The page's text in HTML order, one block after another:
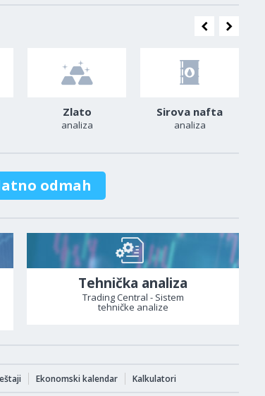
Zlato
analiza
Sirova nafta
analiza
odmah
Tehnička analiza
Trading Central - Sistem
tehničke analize
Ekonomski kalendar Kalkulatori